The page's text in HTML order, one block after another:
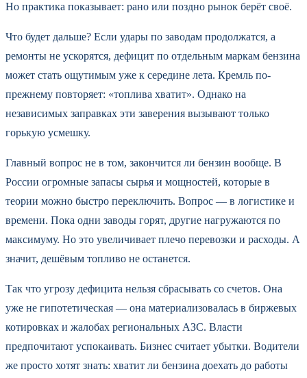
Но практика показывает: рано или поздно рынок берёт своё.
Что будет дальше? Если удары по заводам продолжатся, а
ремонты не ускорятся, дефицит по отдельным маркам бензина
может стать ощутимым уже к середине лета. Кремль по-
прежнему повторяет: «топлива хватит». Однако на
независимых заправках эти заверения вызывают только
горькую усмешку.
Главный вопрос не в том, закончится ли бензин вообще. В
России огромные запасы сырья и мощностей, которые в
теории можно быстро переключить. Вопрос — в логистике и
времени. Пока одни заводы горят, другие нагружаются по
максимуму. Но это увеличивает плечо перевозки и расходы. А
значит, дешёвым топливо не останется.
Так что угрозу дефицита нельзя сбрасывать со счетов. Она
уже не гипотетическая — она материализовалась в биржевых
котировках и жалобах региональных АЗС. Власти
предпочитают успокаивать. Бизнес считает убытки. Водители
же просто хотят знать: хватит ли бензина доехать до работы